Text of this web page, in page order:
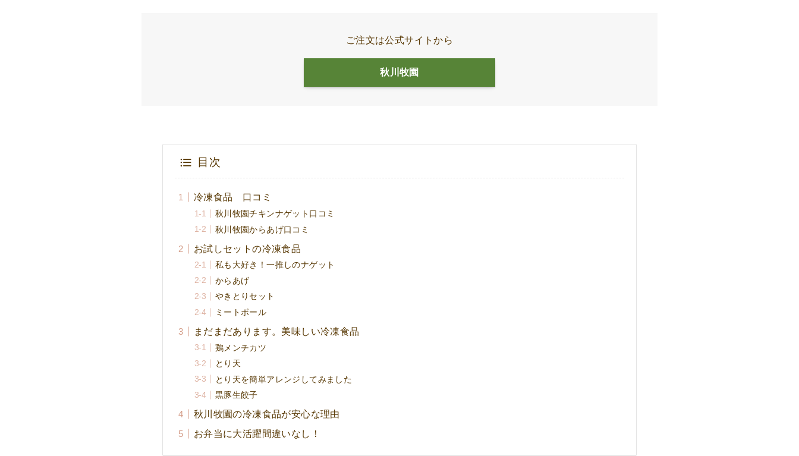
ご注文は公式サイトから
秋川牧園
目次
冷凍食品 口コミ
秋川牧園チキンナゲット口コミ
秋川牧園からあげ口コミ
お試しセットの冷凍食品
私も大好き！一推しのナゲット
からあげ
やきとりセット
ミートボール
まだまだあります。美味しい冷凍食品
鶏メンチカツ
とり天
とり天を簡単アレンジしてみました
黒豚生餃子
秋川牧園の冷凍食品が安心な理由
お弁当に大活躍間違いなし！